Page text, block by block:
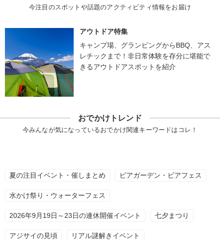
今注目のスポットや話題のアクティビティ情報をお届け
アウトドア特集
キャンプ場、グランピングからBBQ、アス
レチックまで！非日常体験を存分に堪能で
きるアウトドアスポットを紹介
おでかけトレンド
今みんなが気になっているおでかけ関連キーワードはコレ！
夏の注目イベント・催しまとめ ビアガーデン・ビアフェス
水かけ祭り・ウォーターフェス
2026年9月19日～23日の連休開催イベント 七夕まつり
アジサイの見頃 リアル謎解きイベント